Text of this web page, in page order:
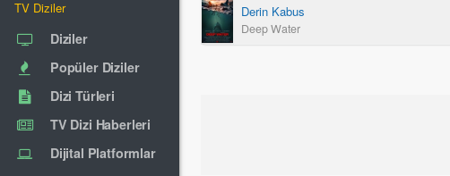
TV Diziler
Diziler
Popüler Diziler
Dizi Türleri
TV Dizi Haberleri
Dijital Platformlar
Derin Kabus
Deep Water